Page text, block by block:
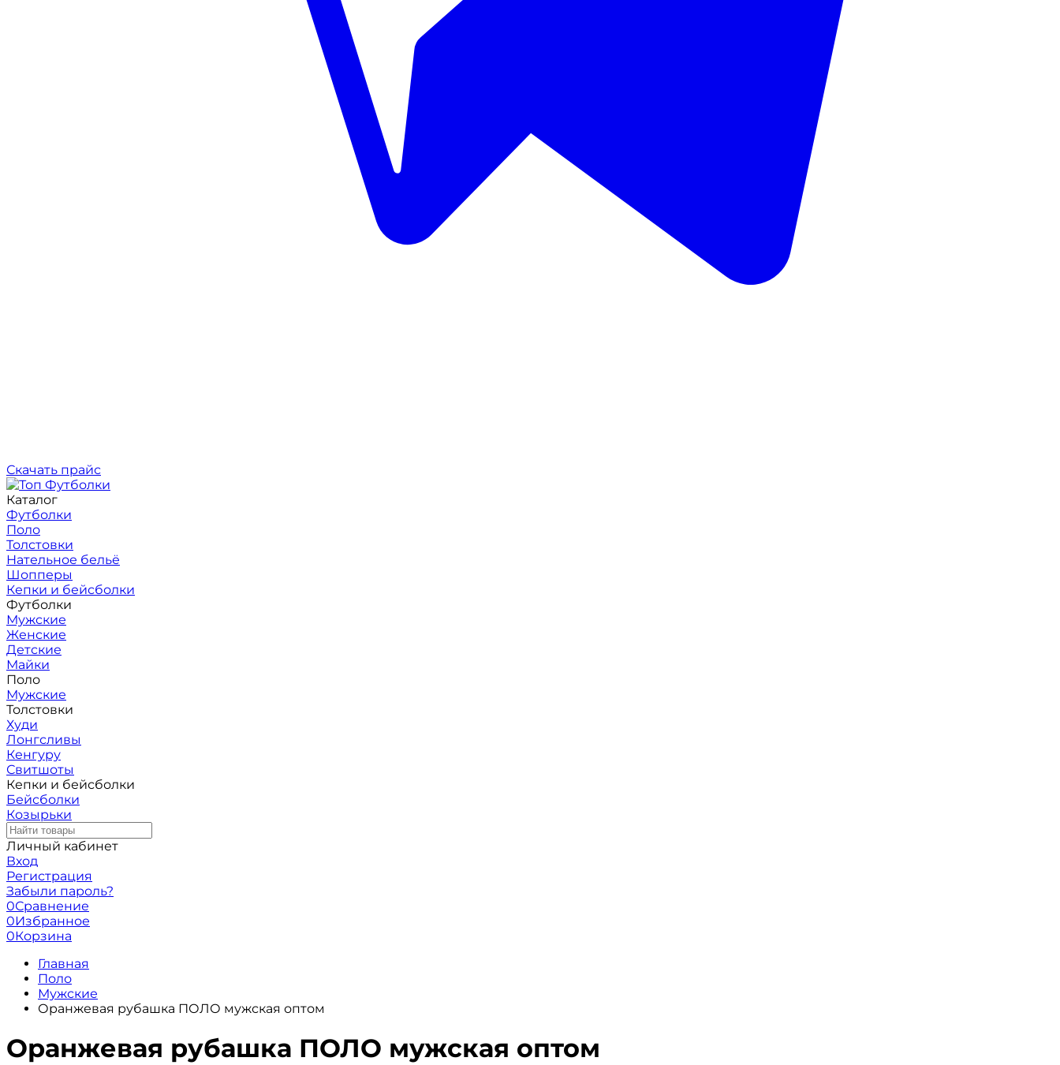
Скачать прайс
Каталог
Футболки
Поло
Толстовки
Нательное бельё
Шопперы
Кепки и бейсболки
Футболки
Мужские
Женские
Детские
Майки
Поло
Мужские
Толстовки
Худи
Лонгсливы
Кенгуру
Свитшоты
Кепки и бейсболки
Бейсболки
Козырьки
Личный кабинет
Вход
Регистрация
Забыли пароль?
0Сравнение
0Избранное
0Корзина
Главная
Поло
Мужские
Оранжевая рубашка ПОЛО мужская оптом
Оранжевая рубашка ПОЛО мужская оптом